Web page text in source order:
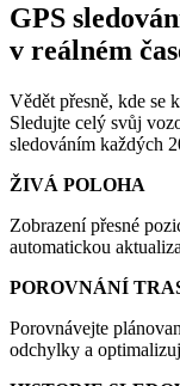
GPS
v reálném
Vědět přesně, kde se
Sledujte celý svůj
sledováním každých
ŽIVÁ POLOHA
Zobrazení přesné
automatickou
POROVNÁNÍ
Porovnávejte
odchylky a